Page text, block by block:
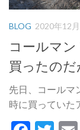
BLOG 2020年12
コールマ
買ったの
先日、コールマ
時に買っていたア